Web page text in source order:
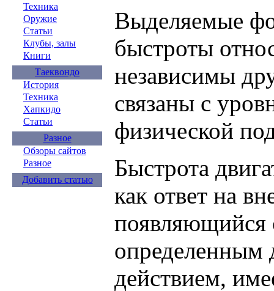
Техника
Оружие
Статьи
Клубы, залы
Книги
Таеквондо
История
Техника
Хапкидо
Статьи
Разное
Обзоры сайтов
Разное
Добавить статью
Выделяемые
быстроты
независимы
связаны с
физической
Быстрота
как ответ на
появляющийся
определенным
действием,